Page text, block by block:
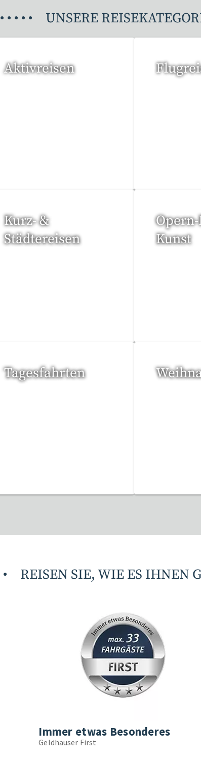
• • • • • UNSERE
Aktivreisen
Kurz- &
Städtereisen
Kunst
Tagesfahrten
• REISEN SIE, WIE ES IHNEN
Immer etwas Besonderes
Geldhauser First